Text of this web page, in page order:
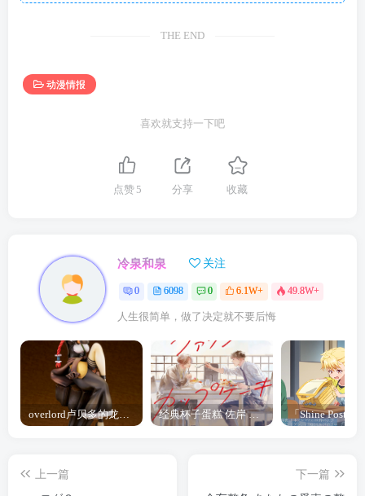
THE END
动漫情报
喜欢就支持一下吧
点赞 5 分享 收藏
冷泉和泉 关注
0 6098 0 6.1W+ 49.8W+
人生很简单，做了决定就不要后悔
overlord卢贝多的龙王谁厉害 「Overlord」露普斯蕾琪娜·贝塔手办开订 经典杯子蛋糕 佐岸 漫画「经典杯子蛋糕」宣布真人日剧化
上一篇
下一篇